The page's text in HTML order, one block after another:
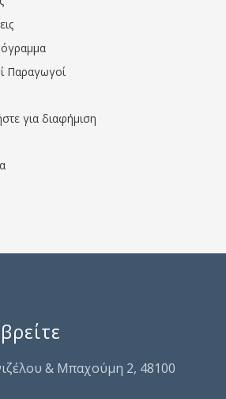
Παραγωγοί
για διαφήμιση
& Μπαχούμη 2, 48100